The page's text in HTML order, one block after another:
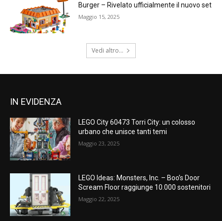
Burger – Rivelato ufficialmente il nuovo set
Maggio 15, 2025
Vedi altro...
IN EVIDENZA
LEGO City 60473 Torri City: un colosso
urbano che unisce tanti temi
Maggio 23, 2025
LEGO Ideas: Monsters, Inc. – Boo’s Door
Scream Floor raggiunge 10.000 sostenitori
Maggio 22, 2025